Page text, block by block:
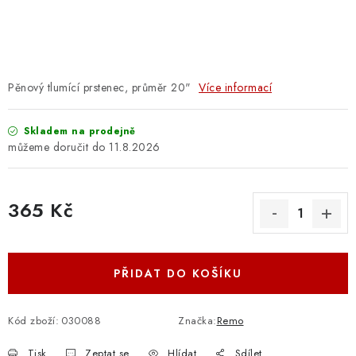
KONTAKTY
O E-SHOPU
OBCHODNÍ PODMÍNKY
ODSTOUPENÍ OD SMLOUVY
ZÁSADY ZPRACOVÁNÍ OSOBNÍCH ÚDAJŮ
KONTAKTY O E-SHOPU
BLOG
OBCHODNÍ PODMÍNKY
ODSTOUPENÍ OD SMLOUVY
Pěnový tlumící prstenec, průměr 20" Více informací
Skladem na prodejně
11.8.2026
365 Kč
PŘIDAT DO KOŠÍKU
Kód zboží: 030088 Značka:Remo